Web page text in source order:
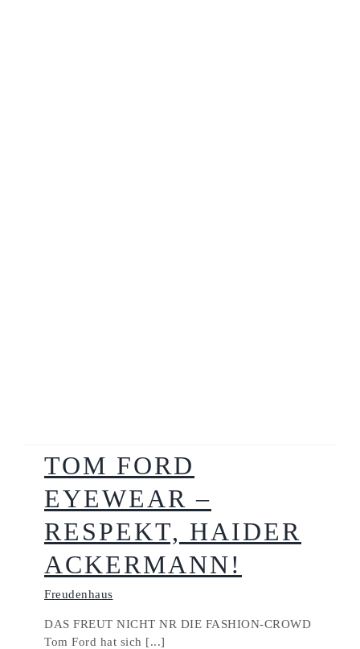
TOM FORD
EYEWEAR –
RESPEKT, HAIDER
ACKERMANN!
Freudenhaus
DAS FREUT NICHT NR DIE FASHION-CROWD
Tom Ford hat sich [...]